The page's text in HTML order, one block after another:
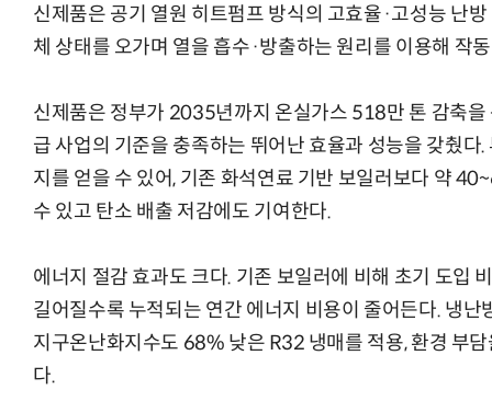
신제품은 공기 열원 히트펌프 방식의 고효율·고성능 난
체 상태를 오가며 열을 흡수·방출하는 원리를 이용해 작
신제품은 정부가 2035년까지 온실가스 518만 톤 감축
급 사업의 기준을 충족하는 뛰어난 효율과 성능을 갖췄
지를 얻을 수 있어, 기존 화석연료 기반 보일러보다 약
수 있고 탄소 배출 저감에도 기여한다.
에너지 절감 효과도 크다. 기존 보일러에 비해 초기 도입
길어질수록 누적되는 연간 에너지 비용이 줄어든다. 냉
지구온난화지수도 68% 낮은 R32 냉매를 적용, 환경 부
다.
AI Native Enterprise를 지원하는 AI Ready